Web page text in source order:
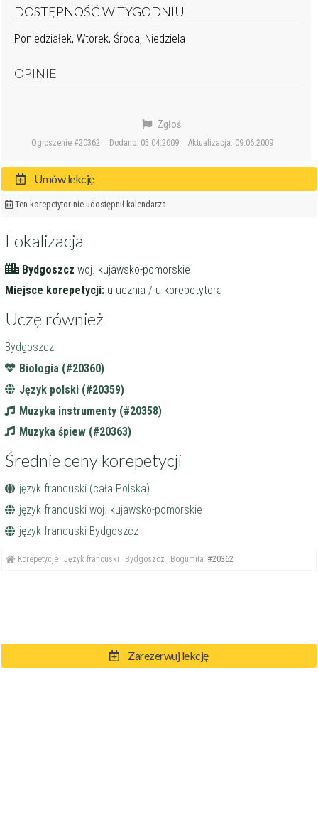
Zarezerwuj lekcję
DOSTĘPNOŚĆ W TYGODNIU
Poniedziałek, Wtorek, Środa, Niedziela
OPINIE
Ogłoszenie #20362 Dodano: 05.04.2009 Aktualizacja: 09.06.2009
Zgłoś
Umów lekcję
Ten korepetytor nie udostępnił kalendarza
Lokalizacja
Bydgoszcz woj. kujawsko-pomorskie
Miejsce korepetycji: u ucznia / u korepetytora
Uczę również
Bydgoszcz
Biologia (#20360)
Język polski (#20359)
Muzyka instrumenty (#20358)
Muzyka śpiew (#20363)
Średnie ceny korepetycji
język francuski (cała Polska)
język francuski woj. kujawsko-pomorskie
język francuski Bydgoszcz
Korepetycje Język francuski Bydgoszcz Bogumiła #20362